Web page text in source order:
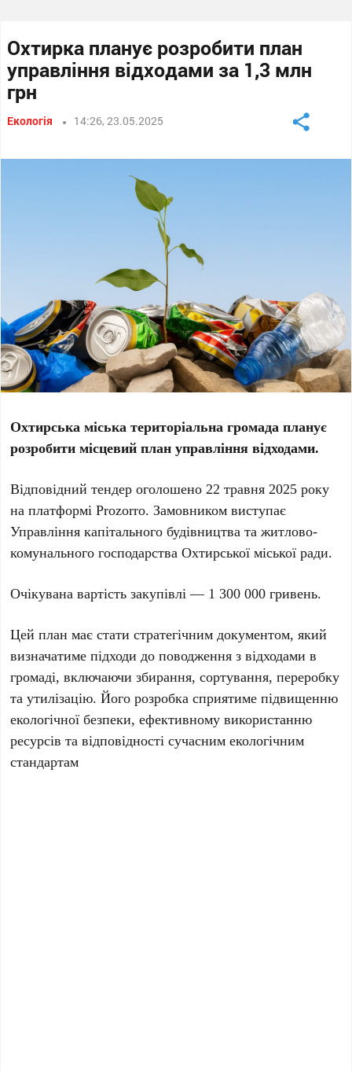
Охтирка планує розробити план
управління відходами за 1,3 млн
грн
Екологія 14:26, 23.05.2025
Охтирська міська територіальна громада планує
розробити місцевий план управління відходами.
Відповідний тендер оголошено 22 травня 2025 року
на платформі Prozorro. Замовником виступає
Управління капітального будівництва та житлово-
комунального господарства Охтирської міської ради.
Очікувана вартість закупівлі — 1 300 000 гривень.
Цей план має стати стратегічним документом, який
визначатиме підходи до поводження з відходами в
громаді, включаючи збирання, сортування, переробку
та утилізацію. Його розробка сприятиме підвищенню
екологічної безпеки, ефективному використанню
ресурсів та відповідності сучасним екологічним
стандартам